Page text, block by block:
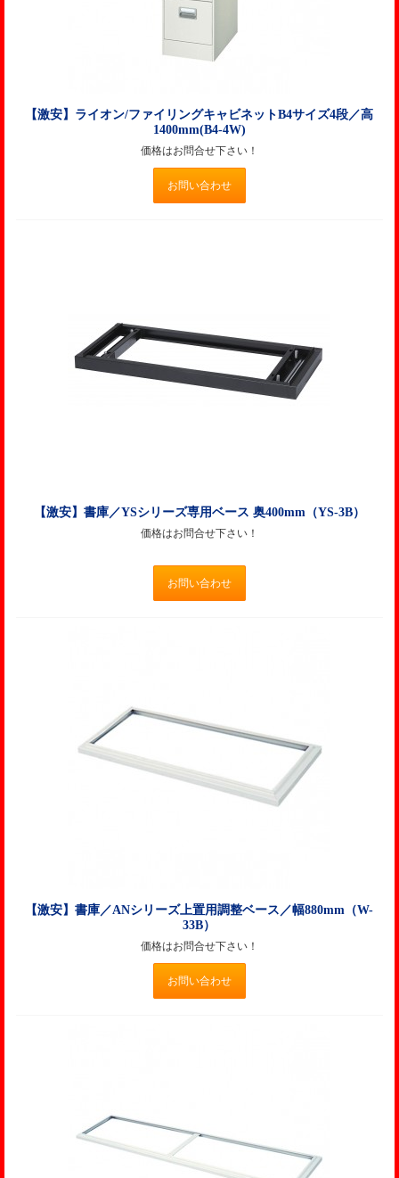
【激安】ライオン/ファイリングキャビネットB4サイズ4段／高
1400mm(B4-4W)
価格はお問合せ下さい！
お問い合わせ
【激安】書庫／YSシリーズ専用ベース 奥400mm（YS-3B）
価格はお問合せ下さい！
お問い合わせ
【激安】書庫／ANシリーズ上置用調整ベース／幅880mm（W-
33B）
価格はお問合せ下さい！
お問い合わせ